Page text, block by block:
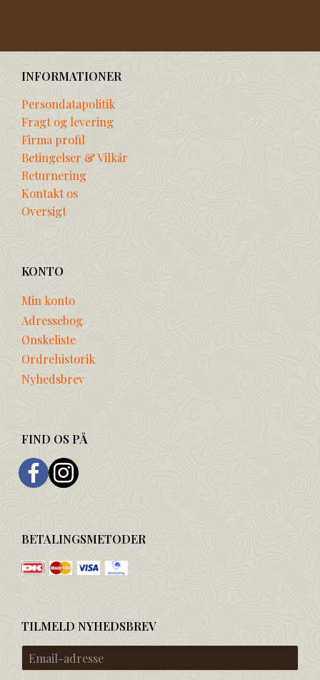
INFORMATIONER
Persondatapolitik
Fragt og levering
Firma profil
Betingelser & Vilkår
Returnering
Kontakt os
Oversigt
KONTO
Min konto
Adressebog
Ønskeliste
Ordrehistorik
Nyhedsbrev
FIND OS PÅ
BETALINGSMETODER
TILMELD NYHEDSBREV
Email-
adresse